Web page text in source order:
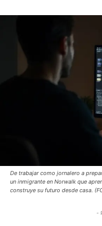
De trabajar como jornalero a
un inmigrante en Norwalk que
construye su futuro desde casa.
-